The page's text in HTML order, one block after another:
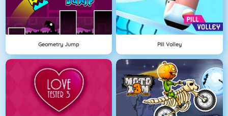
Geometry Jump Pill Volley